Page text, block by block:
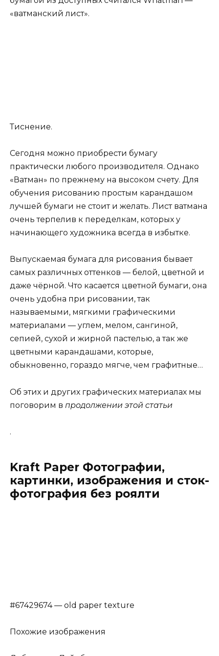
«ватманский лист».
Тиснение.
Сегодня можно приобрести бумагу
практически любого производителя. Однако
«Ватман» по прежнему на высоком счету. Для
обучения рисованию простым карандашом
лучшей бумаги не стоит и желать. Лист ватмана
очень терпелив к переделкам, которых у
начинающего художника всегда в избытке.
Выпускаемая бумага для рисования бывает
самых различных оттенков — белой, цветной и
даже чёрной. Что касается цветной бумаги, она
очень удобна при рисовании, так
называемыми, мягкими графическими
материалами — углем, мелом, сангиной,
сепией, сухой и жирной пастелью, а так же
цветными карандашами, которые,
обыкновенно, гораздо мягче, чем графитные…
Об этих и других графических материалах мы
поговорим в продолжении этой статьи
.
Kraft Paper Фотографии,
картинки, изображения и сток-
фотография без роялти
#67429674 — old paper texture
Похожие изображения